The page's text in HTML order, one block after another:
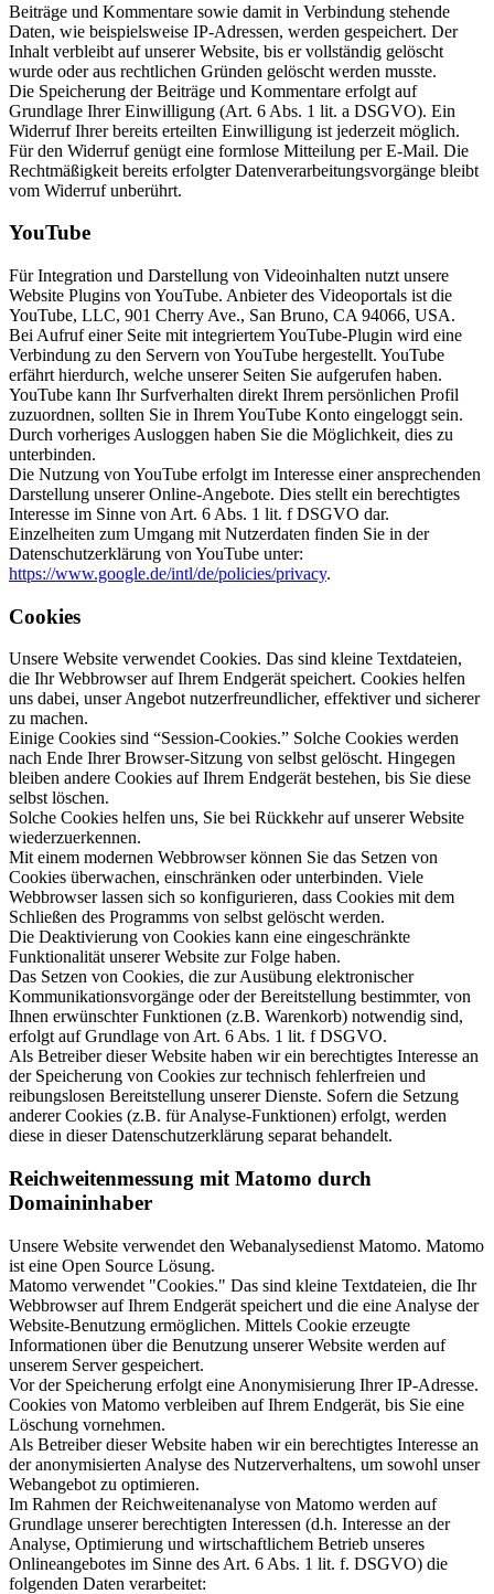
Beiträge und Kommentare sowie damit in Verbindung stehende
Daten, wie beispielsweise IP-Adressen, werden gespeichert. Der
Inhalt verbleibt auf unserer Website, bis er vollständig gelöscht
wurde oder aus rechtlichen Gründen gelöscht werden musste.
Die Speicherung der Beiträge und Kommentare erfolgt auf
Grundlage Ihrer Einwilligung (Art. 6 Abs. 1 lit. a DSGVO). Ein
Widerruf Ihrer bereits erteilten Einwilligung ist jederzeit möglich.
Für den Widerruf genügt eine formlose Mitteilung per E-Mail. Die
Rechtmäßigkeit bereits erfolgter Datenverarbeitungsvorgänge bleibt
vom Widerruf unberührt.
YouTube
Für Integration und Darstellung von Videoinhalten nutzt unsere
Website Plugins von YouTube. Anbieter des Videoportals ist die
YouTube, LLC, 901 Cherry Ave., San Bruno, CA 94066, USA.
Bei Aufruf einer Seite mit integriertem YouTube-Plugin wird eine
Verbindung zu den Servern von YouTube hergestellt. YouTube
erfährt hierdurch, welche unserer Seiten Sie aufgerufen haben.
YouTube kann Ihr Surfverhalten direkt Ihrem persönlichen Profil
zuzuordnen, sollten Sie in Ihrem YouTube Konto eingeloggt sein.
Durch vorheriges Ausloggen haben Sie die Möglichkeit, dies zu
unterbinden.
Die Nutzung von YouTube erfolgt im Interesse einer ansprechenden
Darstellung unserer Online-Angebote. Dies stellt ein berechtigtes
Interesse im Sinne von Art. 6 Abs. 1 lit. f DSGVO dar.
Einzelheiten zum Umgang mit Nutzerdaten finden Sie in der
Datenschutzerklärung von YouTube unter:
https://www.google.de/intl/de/policies/privacy.
Cookies
Unsere Website verwendet Cookies. Das sind kleine Textdateien,
die Ihr Webbrowser auf Ihrem Endgerät speichert. Cookies helfen
uns dabei, unser Angebot nutzerfreundlicher, effektiver und sicherer
zu machen.
Einige Cookies sind “Session-Cookies.” Solche Cookies werden
nach Ende Ihrer Browser-Sitzung von selbst gelöscht. Hingegen
bleiben andere Cookies auf Ihrem Endgerät bestehen, bis Sie diese
selbst löschen.
Solche Cookies helfen uns, Sie bei Rückkehr auf unserer Website
wiederzuerkennen.
Mit einem modernen Webbrowser können Sie das Setzen von
Cookies überwachen, einschränken oder unterbinden. Viele
Webbrowser lassen sich so konfigurieren, dass Cookies mit dem
Schließen des Programms von selbst gelöscht werden.
Die Deaktivierung von Cookies kann eine eingeschränkte
Funktionalität unserer Website zur Folge haben.
Das Setzen von Cookies, die zur Ausübung elektronischer
Kommunikationsvorgänge oder der Bereitstellung bestimmter, von
Ihnen erwünschter Funktionen (z.B. Warenkorb) notwendig sind,
erfolgt auf Grundlage von Art. 6 Abs. 1 lit. f DSGVO.
Als Betreiber dieser Website haben wir ein berechtigtes Interesse an
der Speicherung von Cookies zur technisch fehlerfreien und
reibungslosen Bereitstellung unserer Dienste. Sofern die Setzung
anderer Cookies (z.B. für Analyse-Funktionen) erfolgt, werden
diese in dieser Datenschutzerklärung separat behandelt.
Reichweitenmessung mit Matomo durch
Domaininhaber
Unsere Website verwendet den Webanalysedienst Matomo. Matomo
ist eine Open Source Lösung.
Matomo verwendet "Cookies." Das sind kleine Textdateien, die Ihr
Webbrowser auf Ihrem Endgerät speichert und die eine Analyse der
Website-Benutzung ermöglichen. Mittels Cookie erzeugte
Informationen über die Benutzung unserer Website werden auf
unserem Server gespeichert.
Vor der Speicherung erfolgt eine Anonymisierung Ihrer IP-Adresse.
Cookies von Matomo verbleiben auf Ihrem Endgerät, bis Sie eine
Löschung vornehmen.
Als Betreiber dieser Website haben wir ein berechtigtes Interesse an
der anonymisierten Analyse des Nutzerverhaltens, um sowohl unser
Webangebot zu optimieren.
Im Rahmen der Reichweitenanalyse von Matomo werden auf
Grundlage unserer berechtigten Interessen (d.h. Interesse an der
Analyse, Optimierung und wirtschaftlichem Betrieb unseres
Onlineangebotes im Sinne des Art. 6 Abs. 1 lit. f. DSGVO) die
folgenden Daten verarbeitet: